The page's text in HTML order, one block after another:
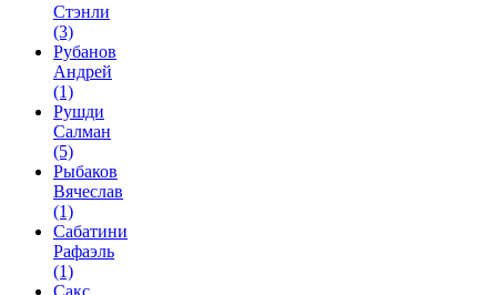
Стэнли
(3)
Рубанов
Андрей
(1)
Рушди
Салман
(5)
Рыбаков
Вячеслав
(1)
Сабатини
Рафаэль
(1)
Сакс